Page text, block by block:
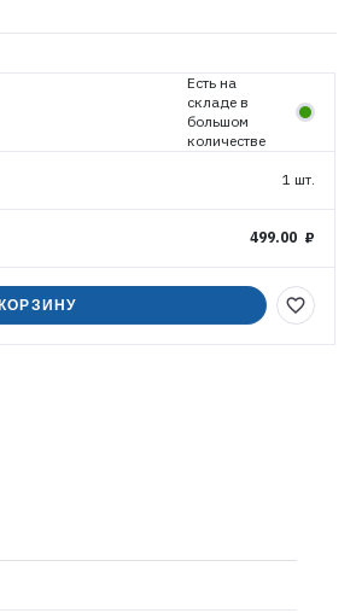
Есть на
складе в
большом
количестве
1 шт.
499.00 ₽
favorite_border